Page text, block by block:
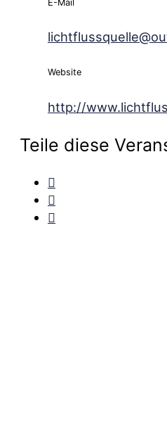
E-Mail
Website
http://
Teile diese